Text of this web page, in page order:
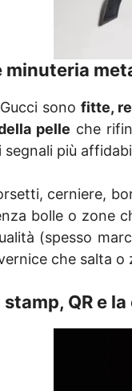
sonofitte,
pelle che
più
cerniere,
bolle o zone
(spesso
che salta
QR e